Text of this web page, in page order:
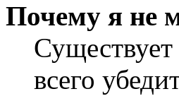
Почему я не
всего